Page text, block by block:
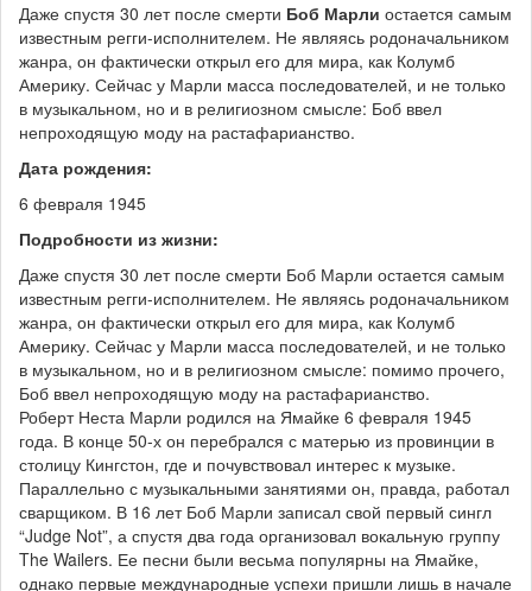
Даже спустя 30 лет после смерти Боб Марли остается самым
известным регги-исполнителем. Не являясь родоначальником
жанра, он фактически открыл его для мира, как Колумб
Америку. Сейчас у Марли масса последователей, и не только
в музыкальном, но и в религиозном смысле: Боб ввел
непроходящую моду на растафарианство.
Дата рождения:
6 февраля 1945
Подробности из жизни:
Даже спустя 30 лет после смерти Боб Марли остается самым
известным регги-исполнителем. Не являясь родоначальником
жанра, он фактически открыл его для мира, как Колумб
Америку. Сейчас у Марли масса последователей, и не только
в музыкальном, но и в религиозном смысле: помимо прочего,
Боб ввел непроходящую моду на растафарианство.
Роберт Неста Марли родился на Ямайке 6 февраля 1945
года. В конце 50-х он перебрался с матерью из провинции в
столицу Кингстон, где и почувствовал интерес к музыке.
Параллельно с музыкальными занятиями он, правда, работал
сварщиком. В 16 лет Боб Марли записал свой первый сингл
“Judge Not”, а спустя два года организовал вокальную группу
The Wailers. Ее песни были весьма популярны на Ямайке,
однако первые международные успехи пришли лишь в начале